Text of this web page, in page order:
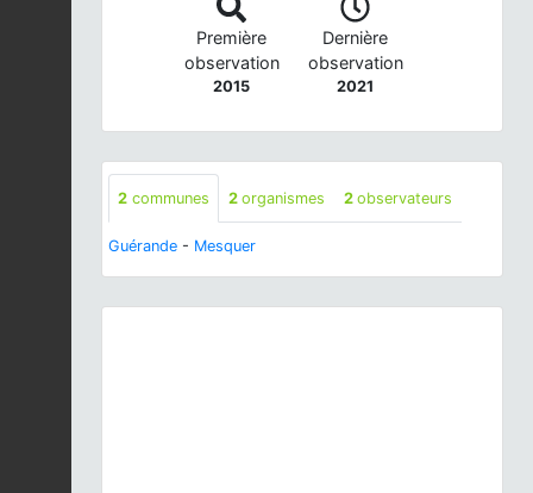
Première
observation
2015
Dernière
observation
2021
2 communes 2 organismes 2 observateurs
Guérande - Mesquer